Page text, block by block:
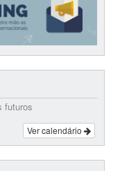
futuros
Ver calendário